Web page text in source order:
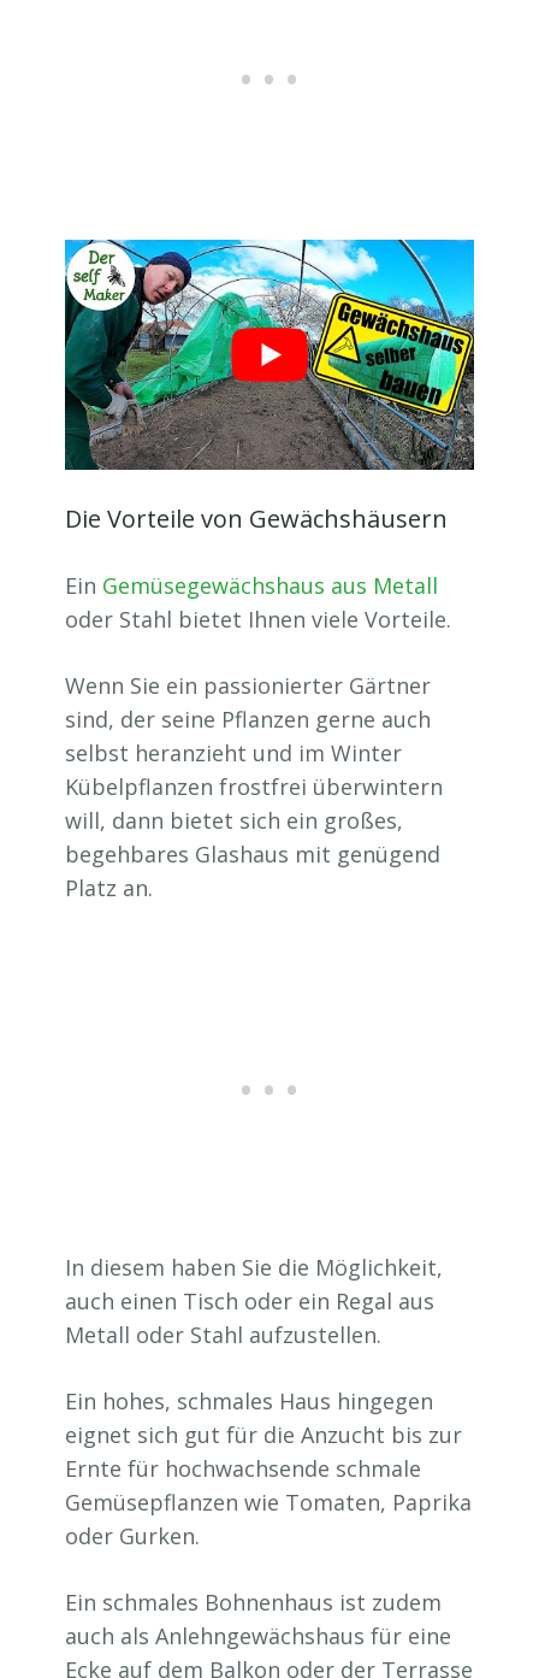
Die Vorteile von Gewächshäusern
Ein Gemüsegewächshaus aus Metall
oder Stahl bietet Ihnen viele Vorteile.
Wenn Sie ein passionierter Gärtner
sind, der seine Pflanzen gerne auch
selbst heranzieht und im Winter
Kübelpflanzen frostfrei überwintern
will, dann bietet sich ein großes,
begehbares Glashaus mit genügend
Platz an.
In diesem haben Sie die Möglichkeit,
auch einen Tisch oder ein Regal aus
Metall oder Stahl aufzustellen.
Ein hohes, schmales Haus hingegen
eignet sich gut für die Anzucht bis zur
Ernte für hochwachsende schmale
Gemüsepflanzen wie Tomaten, Paprika
oder Gurken.
Ein schmales Bohnenhaus ist zudem
auch als Anlehngewächshaus für eine
Ecke auf dem Balkon oder der Terrasse